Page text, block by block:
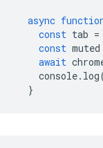
async
const tab =
const muted
await
console. log
}